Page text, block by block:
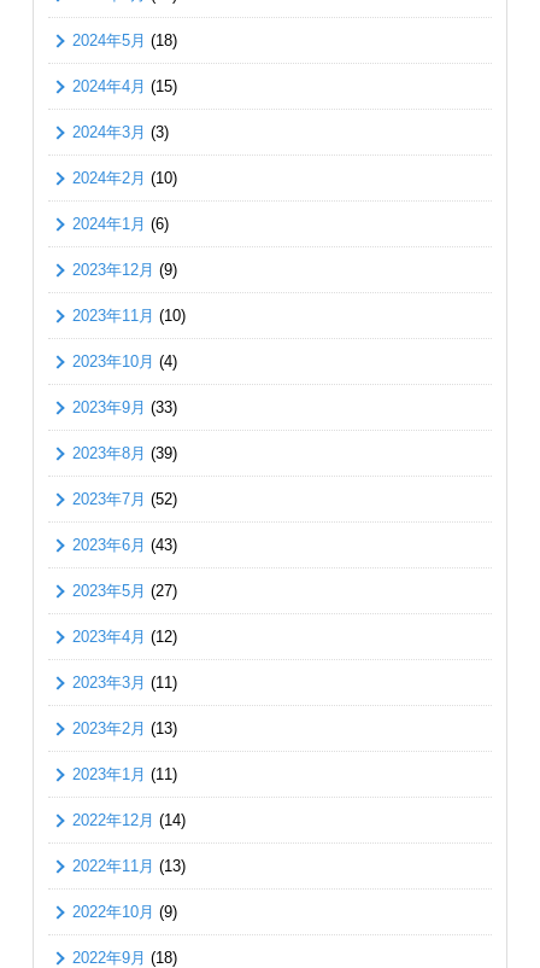
2024年5月 (18)
2024年4月 (15)
2024年3月 (3)
2024年2月 (10)
2024年1月 (6)
2023年12月 (9)
2023年11月 (10)
2023年10月 (4)
2023年9月 (33)
2023年8月 (39)
2023年7月 (52)
2023年6月 (43)
2023年5月 (27)
2023年4月 (12)
2023年3月 (11)
2023年2月 (13)
2023年1月 (11)
2022年12月 (14)
2022年11月 (13)
2022年10月 (9)
2022年9月 (18)